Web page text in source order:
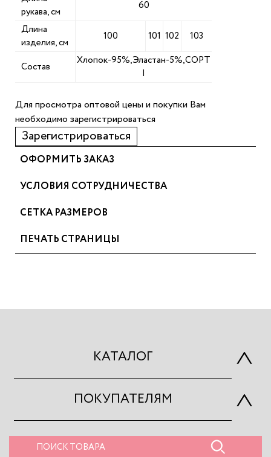
Для просмотра оптовой цены и покупки Вам
необходимо зарегистрироваться
Зарегистрироваться
рукава, см
60
Длина
изделия, см
100 101 102 103
Состав
Хлопок-95%,Эластан-5%,СОРТ
ОФОРМИТЬ ЗАКАЗ
УСЛОВИЯ СОТРУДНИЧЕСТВА
СЕТКА РАЗМЕРОВ
ПЕЧАТЬ СТРАНИЦЫ
КАТАЛОГ
ПОКУПАТЕЛЯМ